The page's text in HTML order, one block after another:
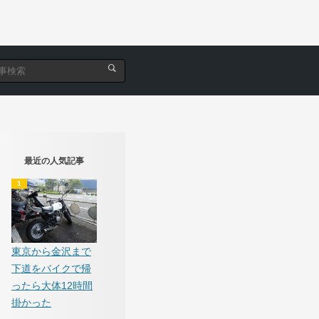
最近の人気記事
東京から金沢まで
下道をバイクで帰
ったら大体12時間
掛かった